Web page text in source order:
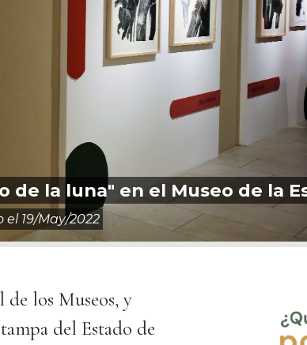
la luna" en el Museo de la
el 19/may/2022
los Museos, y
del Estado de